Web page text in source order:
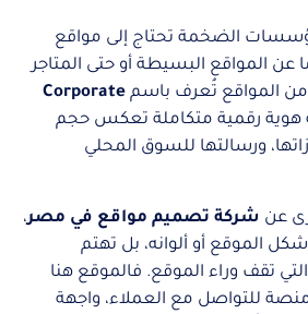
الضخمة تحتاج إلى مواقع
عن المواقع البسيطة أو حتى المتاجر
من المواقع تُعرف باسم Corporate
هوية رقمية متكاملة تعكس حجم
ورسالتها للسوق المحلي
عن شركة تصميم مواقع في مصر،
الموقع أو ألوانه، بل تهتم
التي تقف وراء الموقع. فالموقع هنا
للتواصل مع العملاء، واجهة